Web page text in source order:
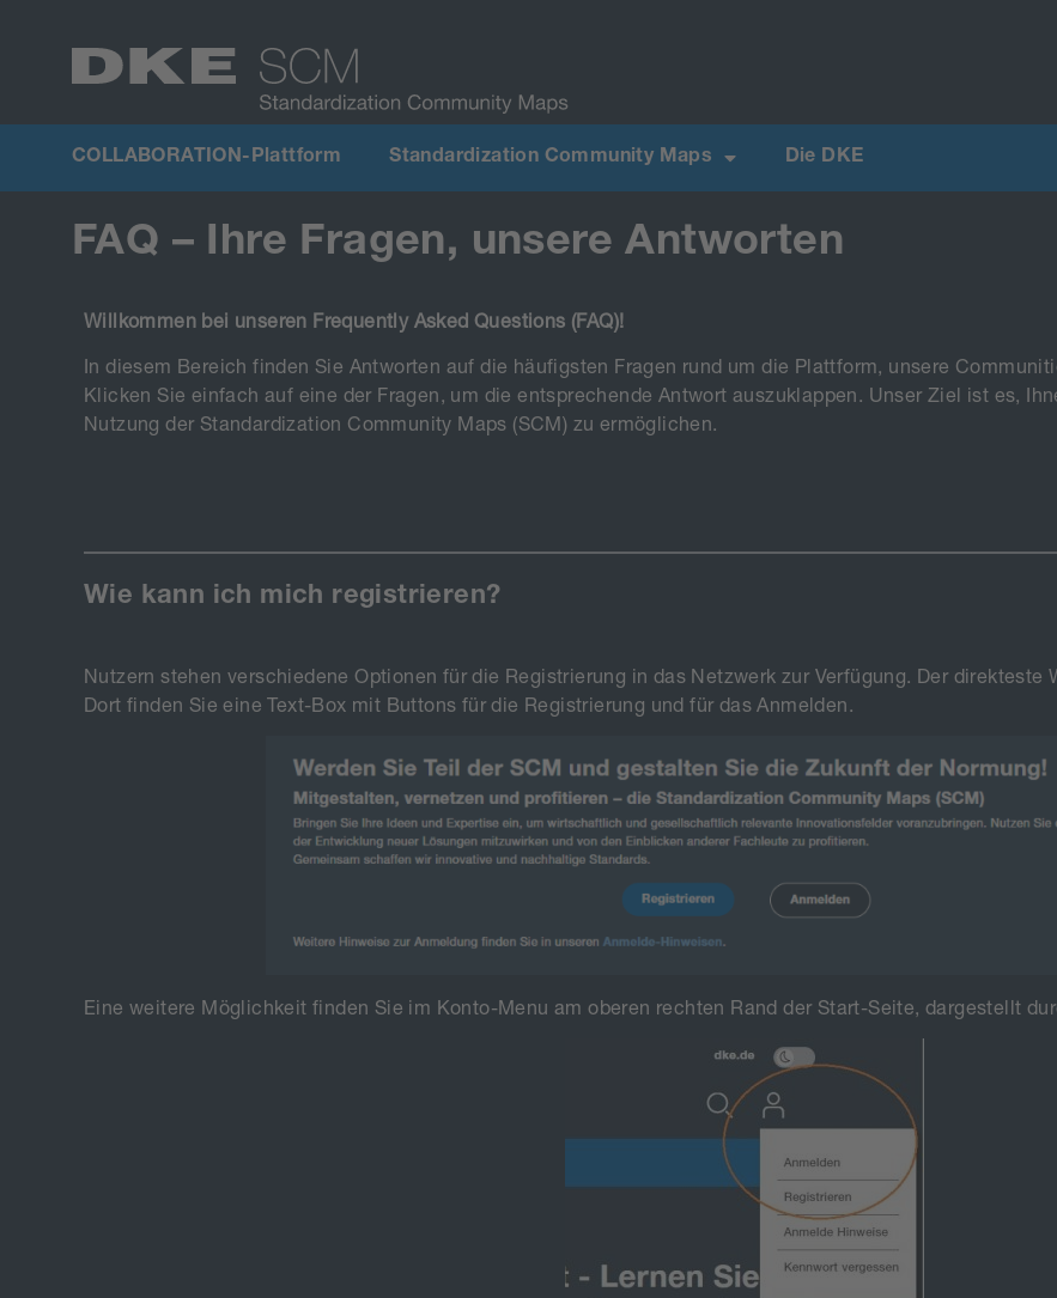
COLLABORATION-Plattform Standardization Community Maps Die DKE
FAQ – Ihre Fragen, unsere Antworten
Willkommen bei unseren Frequently Asked Questions (FAQ)!
In diesem Bereich finden Sie Antworten auf die häufigsten Fragen rund um die Plattform, unsere
Klicken Sie einfach auf eine der Fragen, um die entsprechende Antwort auszuklappen. Unser Ziel ist es,
Nutzung der Standardization Community Maps (SCM) zu ermöglichen.
Wie kann ich mich registrieren?
Nutzern stehen verschiedene Optionen für die Registrierung in das Netzwerk zur Verfügung. Der direkteste
Dort finden Sie eine Text-Box mit Buttons für die Registrierung und für das Anmelden.
Eine weitere Möglichkeit finden Sie im Konto-Menu am oberen rechten Rand der Start-Seite, dargestellt